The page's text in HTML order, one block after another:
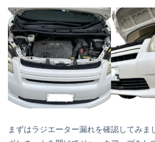
まずはラジエーター漏れを確認してみま